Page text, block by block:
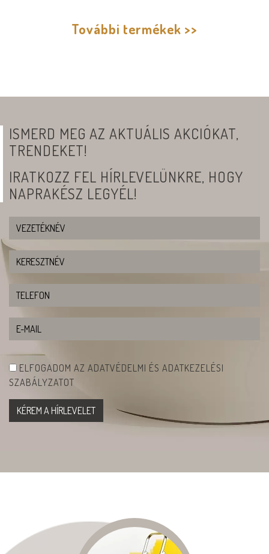
További termékek >>
ISMERD MEG AZ AKTUÁLIS AKCIÓKAT,
TRENDEKET!
IRATKOZZ FEL HÍRLEVELÜNKRE, HOGY
NAPRAKÉSZ LEGYÉL!
ELFOGADOM AZ ADATVÉDELMI ÉS ADATKEZELÉSI
SZABÁLYZATOT